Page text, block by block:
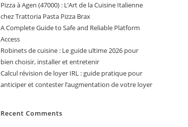
Pizza à Agen (47000) : L’Art de la Cuisine Italienne
chez Trattoria Pasta Pizza Brax
A Complete Guide to Safe and Reliable Platform
Access
Robinets de cuisine : Le guide ultime 2026 pour
bien choisir, installer et entretenir
Calcul révision de loyer IRL : guide pratique pour
anticiper et contester l’augmentation de votre loyer
Recent Comments